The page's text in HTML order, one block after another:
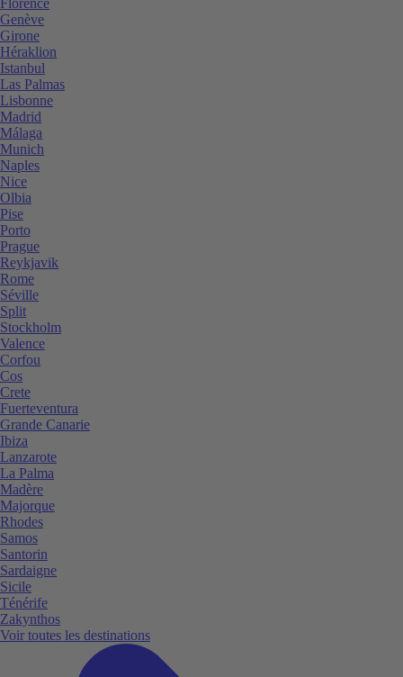
Genève
Girone
Héraklion
Istanbul
Las Palmas
Lisbonne
Madrid
Málaga
Munich
Naples
Nice
Olbia
Pise
Porto
Prague
Reykjavik
Rome
Séville
Split
Stockholm
Valence
Corfou
Cos
Crete
Fuerteventura
Grande Canarie
Ibiza
Lanzarote
La Palma
Madère
Majorque
Rhodes
Samos
Santorin
Sardaigne
Sicile
Ténérife
Zakynthos
Voir toutes les destinations